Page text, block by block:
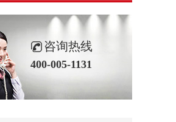
咨询热线
400-005-1131